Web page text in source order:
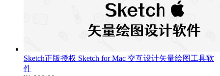
Sketch正版授权 Sketch for Mac 交互设计矢量绘图工具软
件